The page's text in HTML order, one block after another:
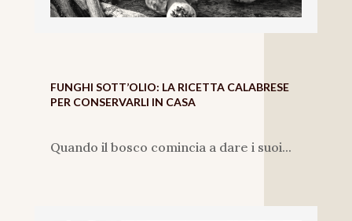
FUNGHI SOTT’OLIO: LA RICETTA CALABRESE
PER CONSERVARLI IN CASA
Quando il bosco comincia a dare i suoi...